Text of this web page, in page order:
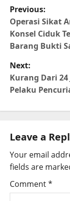
Previous:
Operasi Sikat
Konsel Ciduk
Barang Bukti
Next:
Kurang Dari
Pelaku
Leave a
Your email
fields are
Comment*